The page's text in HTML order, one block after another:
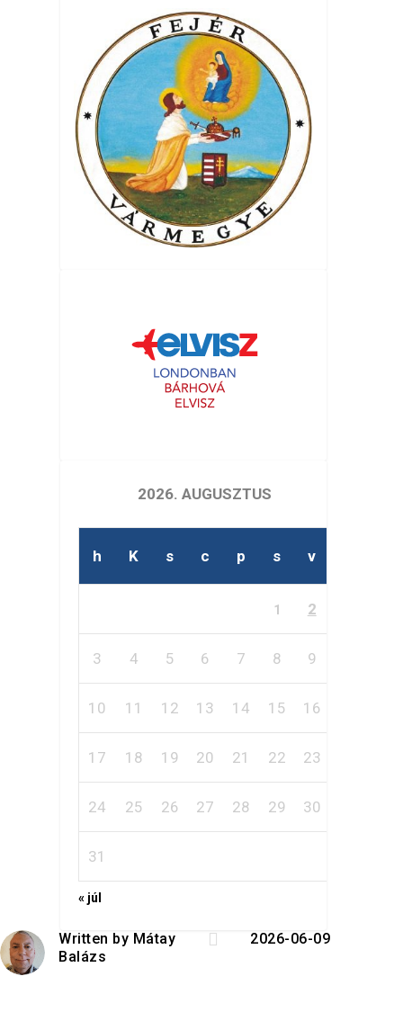
2026. AUGUSZTUS
h K s c p s v
1 2
3 4 5 6 7 8 9
10 11 12 13 14 15 16
17 18 19 20 21 22 23
24 25 26 27 28 29 30
31
« júl
Written by Mátay
Balázs
 2026-06-09